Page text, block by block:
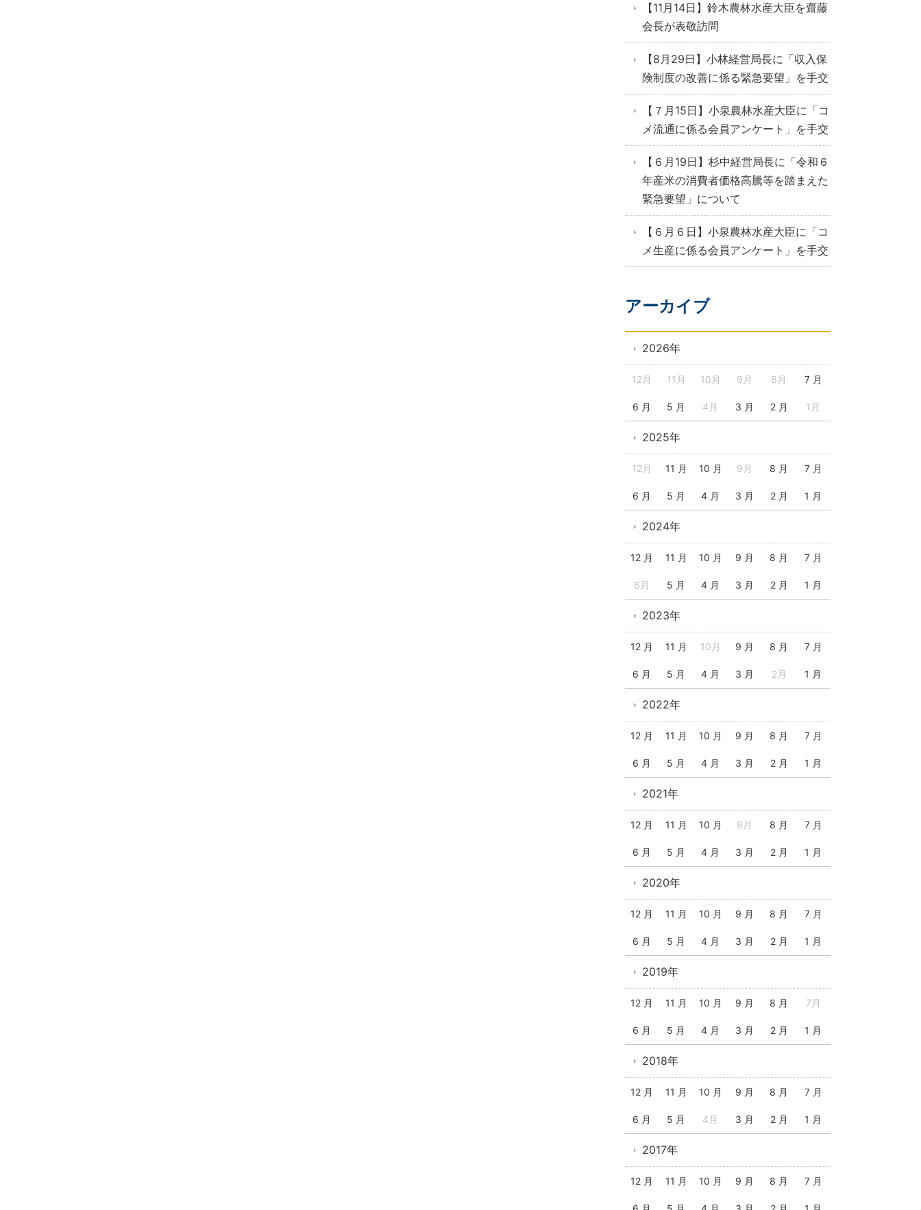
【11月14日】鈴木農林水産大臣を齋藤
会長が表敬訪問
【8月29日】小林経営局長に「収入保
険制度の改善に係る緊急要望」を手交
【７月15日】小泉農林水産大臣に「コ
メ流通に係る会員アンケート」を手交
【６月19日】杉中経営局長に「令和６
年産米の消費者価格高騰等を踏まえた
緊急要望」について
【６月６日】小泉農林水産大臣に「コ
メ生産に係る会員アンケート」を手交
アーカイブ
2026年
12月 11月 10月 9月 8月 7 月
6 月 5 月 4月 3 月 2 月 1月
2025年
12月 11 月 10 月 9月 8 月 7 月
6 月 5 月 4 月 3 月 2 月 1 月
2024年
12 月 11 月 10 月 9 月 8 月 7 月
6月 5 月 4 月 3 月 2 月 1 月
2023年
12 月 11 月 10月 9 月 8 月 7 月
6 月 5 月 4 月 3 月 2月 1 月
2022年
12 月 11 月 10 月 9 月 8 月 7 月
6 月 5 月 4 月 3 月 2 月 1 月
2021年
12 月 11 月 10 月 9月 8 月 7 月
6 月 5 月 4 月 3 月 2 月 1 月
2020年
12 月 11 月 10 月 9 月 8 月 7 月
6 月 5 月 4 月 3 月 2 月 1 月
2019年
12 月 11 月 10 月 9 月 8 月 7月
6 月 5 月 4 月 3 月 2 月 1 月
2018年
12 月 11 月 10 月 9 月 8 月 7 月
6 月 5 月 4月 3 月 2 月 1 月
2017年
12 月 11 月 10 月 9 月 8 月 7 月